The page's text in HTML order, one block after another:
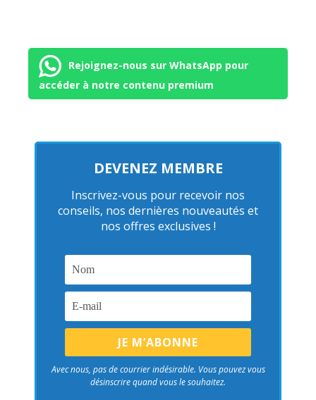
Rejoignez-nous sur WhatsApp pour
accéder à notre contenu premium
DEVENEZ MEMBRE
Inscrivez-vous pour recevoir nos
conseils, nos dernières nouveautés et
nos offres exclusives !
Avec nous, pas de courrier indésirable. Vous pouvez vous
désinscrire quand vous le souhaitez.